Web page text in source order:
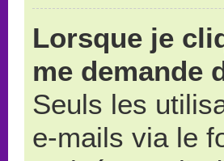
Lorsque je
me demande
Seuls les
e-mails via le